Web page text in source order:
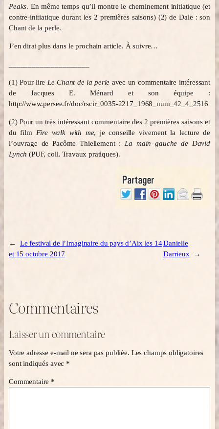
Peaks. En même temps qu’il montre le cheminement initiatique (et
contre-initiatique durant les 2 premières saisons) (2) de Dale : son
Chant de la perle.
J’en dirai plus dans le prochain article. À suivre…
(1) Pour lire Le Chant de la perle avec un commentaire intéressant
de Jacques E. Ménard et son équipe :
http://www.persee.fr/doc/rscir_0035-2217_1968_num_42_4_2516
(2) Pour un très intéressant commentaire des 2 premières saisons et
du film Fire walk with me, je conseille vivement la lecture de
l’ouvrage de Pacôme Thiellement : La main gauche de David
Lynch (PUF, coll. Travaux pratiques).
←
Le festival de l’Imaginaire du pays d’Aix les 14
et 15 octobre 2017
Danielle
Darrieux
→
Commentaires
Laisser un commentaire
Votre adresse e-mail ne sera pas publiée. Les champs obligatoires
sont indiqués avec *
Commentaire *